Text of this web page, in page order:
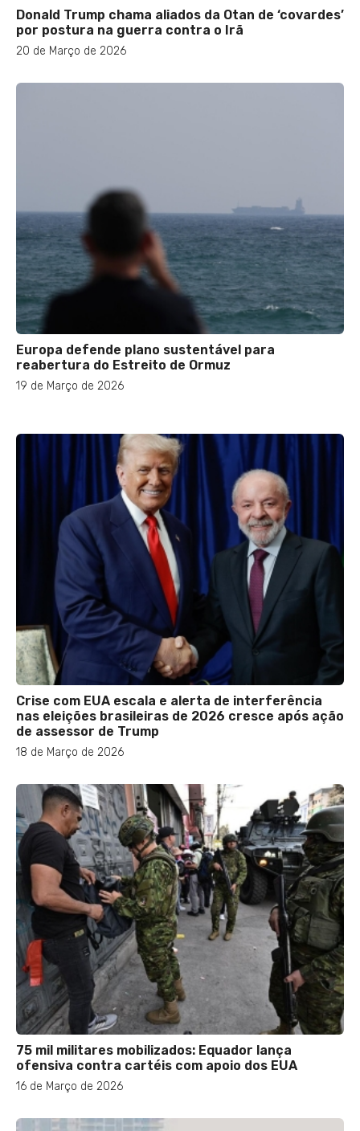
Donald Trump chama aliados da Otan de ‘covardes’
por postura na guerra contra o Irã
20 de Março de 2026
Europa defende plano sustentável para
reabertura do Estreito de Ormuz
19 de Março de 2026
Crise com EUA escala e alerta de interferência
nas eleições brasileiras de 2026 cresce após ação
de assessor de Trump
18 de Março de 2026
75 mil militares mobilizados: Equador lança
ofensiva contra cartéis com apoio dos EUA
16 de Março de 2026